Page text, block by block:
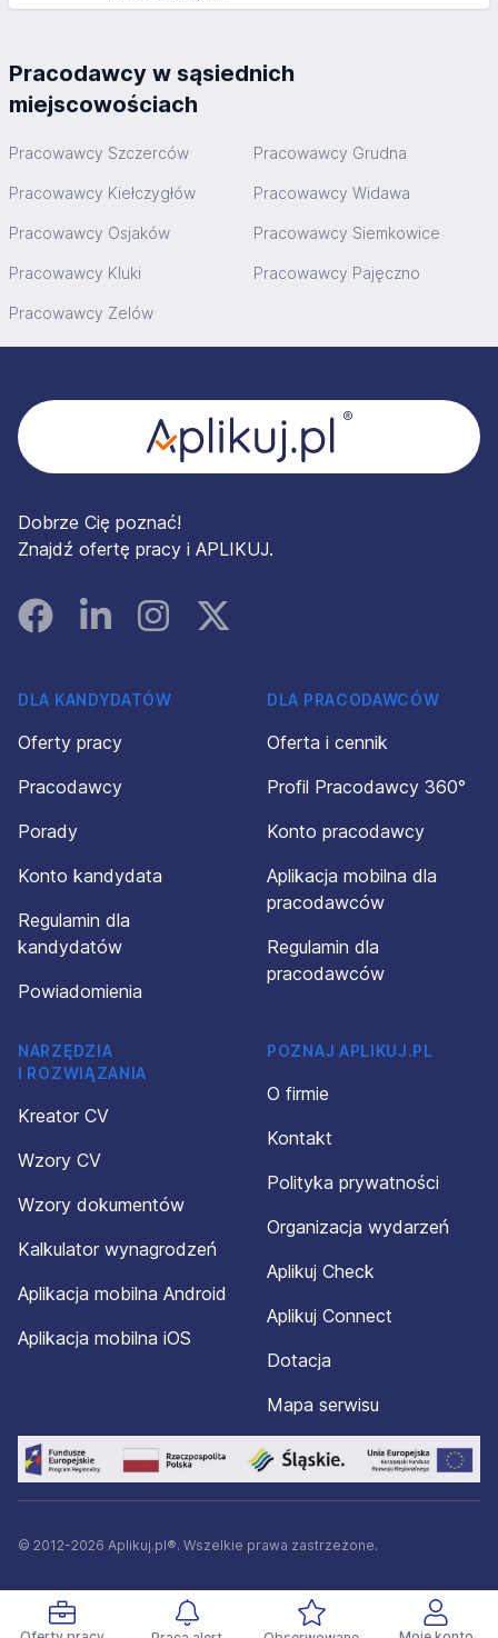
Pracodawcy w sąsiednich
miejscowościach
Pracowawcy Szczerców Pracowawcy Grudna
Pracowawcy Kiełczygłów Pracowawcy Widawa
Pracowawcy Osjaków Pracowawcy Siemkowice
Pracowawcy Kluki Pracowawcy Pajęczno
Pracowawcy Zelów
Dobrze Cię poznać!
Znajdź ofertę pracy i APLIKUJ.
FacebookLinked InInstagramInstagram
DLA KANDYDATÓW
Oferty pracy
Pracodawcy
Porady
Konto kandydata
Regulamin dla
kandydatów
Powiadomienia
DLA PRACODAWCÓW
Oferta i cennik
Profil Pracodawcy 360°
Konto pracodawcy
Aplikacja mobilna dla
pracodawców
Regulamin dla
pracodawców
NARZĘDZIA
I ROZWIĄZANIA
Kreator CV
Wzory CV
Wzory dokumentów
Kalkulator wynagrodzeń
Aplikacja mobilna Android
Aplikacja mobilna iOS
POZNAJ APLIKUJ.PL
O firmie
Kontakt
Polityka prywatności
Organizacja wydarzeń
Aplikuj Check
Aplikuj Connect
Dotacja
Mapa serwisu
© 2012-2026 Aplikuj.pl®. Wszelkie prawa zastrzeżone.